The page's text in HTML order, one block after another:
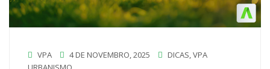
VPA 4 DE NOVEMBRO, 2025 DICAS,VPA